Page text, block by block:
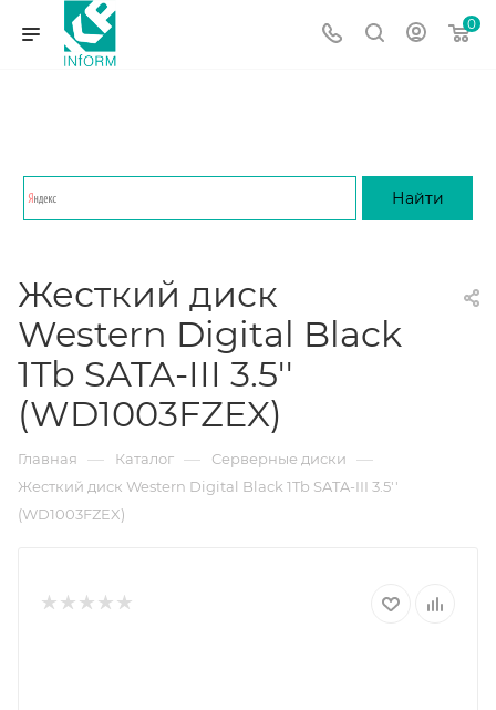
0
Жесткий диск
Western Digital Black
1Tb SATA-III 3.5''
(WD1003FZEX)
Главная — Каталог — Серверные диски —
Жесткий диск Western Digital Black 1Tb SATA-III 3.5''
(WD1003FZEX)